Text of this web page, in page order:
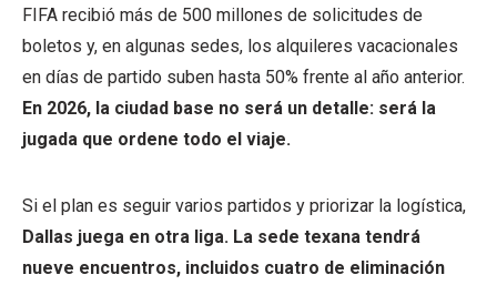
FIFA recibió más de 500 millones de solicitudes de
boletos y, en algunas sedes, los alquileres vacacionales
en días de partido suben hasta 50% frente al año anterior.
En 2026, la ciudad base no será un detalle: será la
jugada que ordene todo el viaje.
Si el plan es seguir varios partidos y priorizar la logística,
Dallas juega en otra liga. La sede texana tendrá
nueve encuentros, incluidos cuatro de eliminación